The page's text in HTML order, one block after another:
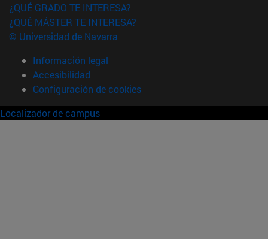
¿QUÉ GRADO TE INTERESA?
¿QUÉ MÁSTER TE INTERESA?
© Universidad de Navarra
Información legal
Accesibilidad
Configuración de cookies
Localizador de campus